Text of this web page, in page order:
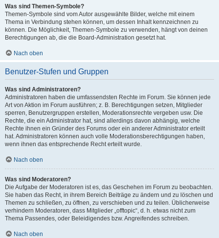
Was sind Themen-Symbole?
Themen-Symbole sind vom Autor ausgewählte Bilder, welche mit einem
Thema in Verbindung stehen können, um dessen Inhalt kennzeichnen zu
können. Die Möglichkeit, Themen-Symbole zu verwenden, hängt von deinen
Berechtigungen ab, die die Board-Administration gesetzt hat.
Nach oben
Benutzer-Stufen und Gruppen
Was sind Administratoren?
Administratoren haben die umfassendsten Rechte im Forum. Sie können jede
Art von Aktion im Forum ausführen; z. B. Berechtigungen setzen, Mitglieder
sperren, Benutzergruppen erstellen, Moderationsrechte vergeben usw. Die
Rechte, die ein Administrator hat, sind allerdings davon abhängig, welche
Rechte ihnen ein Gründer des Forums oder ein anderer Administrator erteilt
hat. Administratoren können auch volle Moderationsberechtigungen haben,
wenn ihnen das entsprechende Recht erteilt wurde.
Nach oben
Was sind Moderatoren?
Die Aufgabe der Moderatoren ist es, das Geschehen im Forum zu beobachten.
Sie haben das Recht, in ihrem Bereich Beiträge zu ändern und zu löschen und
Themen zu schließen, zu öffnen, zu verschieben und zu teilen. Üblicherweise
verhindern Moderatoren, dass Mitglieder „offtopic“, d. h. etwas nicht zum
Thema Passendes, oder Beleidigendes bzw. Angreifendes schreiben.
Nach oben